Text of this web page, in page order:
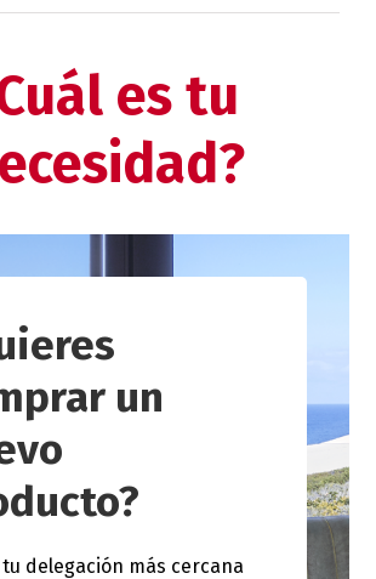
es tu
un
tu delegación más cercana